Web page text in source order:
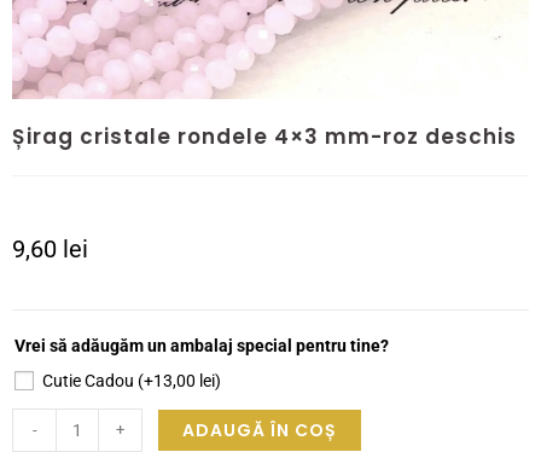
Șirag cristale rondele 4×3 mm-roz deschis
9,60 lei
Vrei să adăugăm un ambalaj special pentru tine?
Cutie Cadou (+13,00 lei)
- + ADAUGĂ ÎN COȘ